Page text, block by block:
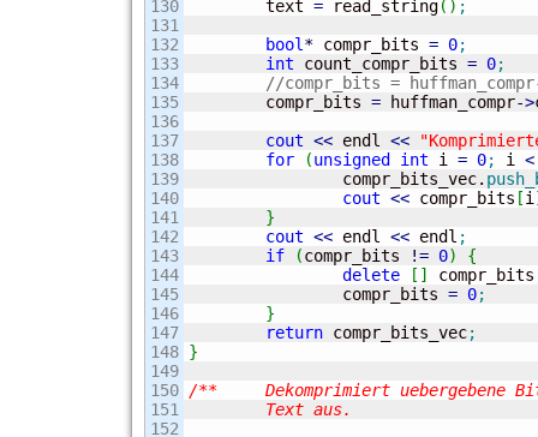
130
131
132
133
134
135
136
137
138
139
140
141
142
143
144
145
146
147
148
149
150
151
152
	text
= read_string( ) ;
bool* compr_bits = 0;
int count_compr_bits = 0;
//compr_bits =
	compr_bits
= huffman_compr->
cout << endl <<
for
(unsigned int i = 0; i <
		compr_bits_vec.
cout << compr_bits [i
}
cout << endl << endl ;
if
(compr_bits != 0)
{
delete
[ ] compr_bits
		compr_bits
= 0;
}
return compr_bits_vec;
}
/**	Dekomprimiert uebergebene Bits mit dem Huffman-Algorithmus und gibt den dekomprimierten